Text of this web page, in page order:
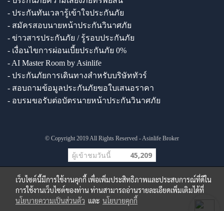
- ประกันทันเวลารู้เข้าใจประกันภัย
- สมัครสอบนายหน้าประกันวินาศภัย
- ข่าวสารประกันภัย / รู้รอบประกันภัย
- เงื่อนไขการผ่อนเบี้ยประกันภัย 0%
- AI Master Room by Asinlife
- ประกันภัยการเดินทางสำหรับบริษัททัวร์
- สอบถามข้อมูลประกันภัยขอใบเสนอราคา
- อบรมขอรับต่อบัตรนายหน้าประกันวินาศภัย
© Copyright 2019 All Rights Reserved - Asinlife Broker
ผู้เข้าชมวันนี้ 45,209
เว็บไซต์นี้มีการใช้งานคุกกี้ เพื่อเพิ่มประสิทธิภาพและประสบการณ์ที่ดีใน
การใช้งานเว็บไซต์ของท่าน ท่านสามารถอ่านรายละเอียดเพิ่มเติมได้ที่
นโยบายความเป็นส่วนตัว และ นโยบายคุกกี้